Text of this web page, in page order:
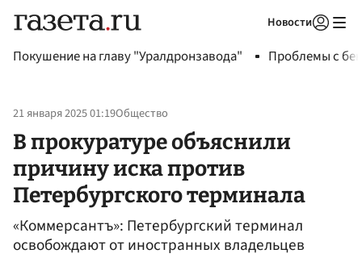
Новости
Покушение на главу "Уралдронзавода" Проблемы с
21 января 2025 01:19Общество
В прокуратуре объяснили
причину иска против
Петербургского терминала
«Коммерсантъ»: Петербургский терминал
освобождают от иностранных владельцев